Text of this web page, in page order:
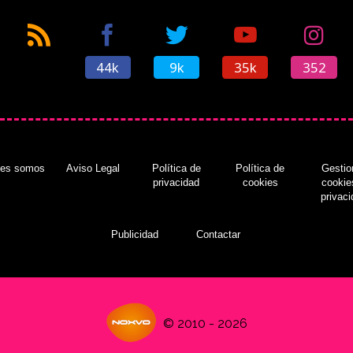
44k 9k 35k 352
somos Aviso Legal
Política de
privacidad
Política de
cookies
Publicidad Contactar
© 2010 - 2026